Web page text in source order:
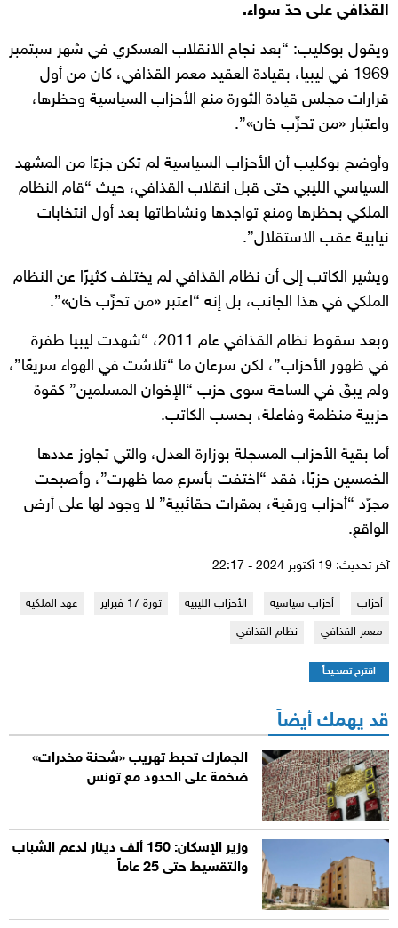
القذافي على حدّ سواء.
ويقول بوكليب: “بعد نجاح الانقلاب العسكري في شهر سبتمبر
1969 في ليبيا، بقيادة العقيد معمر القذافي، كان من أول
قرارات مجلس قيادة الثورة منع الأحزاب السياسية وحظرها،
واعتبار «من تحزّب خان»”.
وأوضح بوكليب أن الأحزاب السياسية لم تكن جزءًا من المشهد
السياسي الليبي حتى قبل انقلاب القذافي، حيث “قام النظام
الملكي بحظرها ومنع تواجدها ونشاطاتها بعد أول انتخابات
نيابية عقب الاستقلال”.
ويشير الكاتب إلى أن نظام القذافي لم يختلف كثيرًا عن النظام
الملكي في هذا الجانب، بل إنه “اعتبر «من تحزّب خان»”.
وبعد سقوط نظام القذافي عام 2011، “شهدت ليبيا طفرة
في ظهور الأحزاب”، لكن سرعان ما “تلاشت في الهواء سريعًا”،
ولم يبقَ في الساحة سوى حزب “الإخوان المسلمين” كقوة
حزبية منظمة وفاعلة، بحسب الكاتب.
أما بقية الأحزاب المسجلة بوزارة العدل، والتي تجاوز عددها
الخمسين حزبًا، فقد “اختفت بأسرع مما ظهرت”، وأصبحت
مجرّد “أحزاب ورقية، بمقرات حقائبية” لا وجود لها على أرض
الواقع.
آخر تحديث: 19 أكتوبر 2024 - 22:17
أحزاب أحزاب سياسية الأحزاب الليبية ثورة 17 فبراير
عهد الملكية
معمر القذافي
نظام القذافي
اقترح تصحيحاً
قد يهمك أيضاً
الجمارك تحبط تهريب «شحنة مخدرات»
ضخمة على الحدود مع تونس
وزير الإسكان: 150 ألف دينار لدعم الشباب
والتقسيط حتى 25 عاماً